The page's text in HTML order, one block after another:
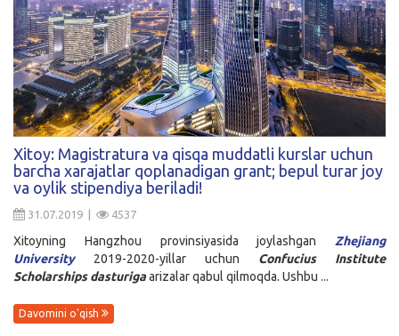
Xitoy: Magistratura va qisqa muddatli kurslar uchun
barcha xarajatlar qoplanadigan grant; bepul turar joy
va oylik stipendiya beriladi!
31.07.2019 | 4537
Xitoyning Hangzhou provinsiyasida joylashgan Zhejiang
University2019-2020-yillar uchun Confucius Institute
Scholarshipsdasturigaarizalar qabul qilmoqda. Ushbu ...
Davomini o'qish